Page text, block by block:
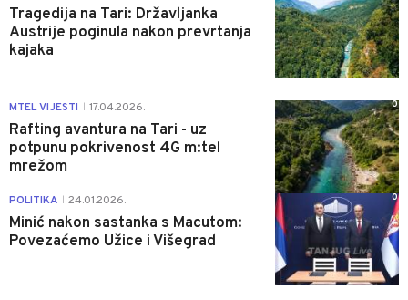
Tragedija na Tari: Državljanka
Austrije poginula nakon prevrtanja
kajaka
MTEL VIJESTI 17.04.2026.
Rafting avantura na Tari - uz
potpunu pokrivenost 4G m:tel
mrežom
0
POLITIKA 24.01.2026.
Minić nakon sastanka s Macutom:
Povezaćemo Užice i Višegrad
0